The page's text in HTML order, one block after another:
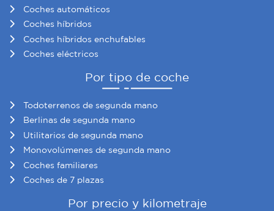
Coches automáticos
Coches híbridos
Coches híbridos enchufables
Coches eléctricos
Por tipo de coche
Todoterrenos de segunda mano
Berlinas de segunda mano
Utilitarios de segunda mano
Monovolúmenes de segunda mano
Coches familiares
Coches de 7 plazas
Por precio y kilometraje